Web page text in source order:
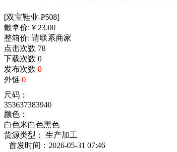
[双宝鞋业-P508]
散拿价: ￥23.00
整箱价: 请联系商家
点击次数 78
下载次数 0
发布次数 0
外链 0
尺码：
353637383940
颜色：
白色米白色黑色
货源类型： 生产加工
首发时间：2026-05-31 07:46